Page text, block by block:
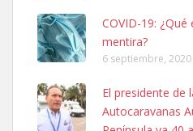
Ninfa perdida
El día 5 se los perdió una ninfa
calle, se perdió por la zon...
COVID-19:
mentira?
6 septiembre, 2020
El presidente de
Autocaravanas